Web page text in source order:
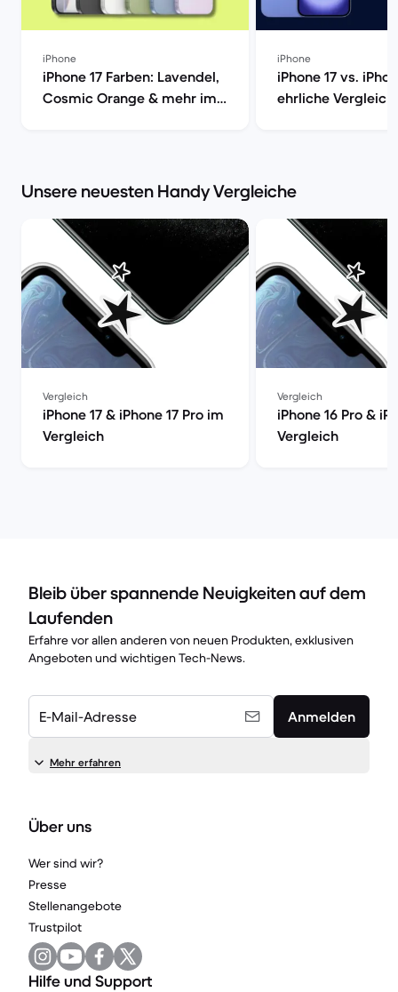
iPhone
iPhone 17 Farben: Lavendel,
Cosmic Orange & mehr im
iPhone
iPhone 17 vs.
ehrliche Vergleich
Unsere neuesten Handy Vergleiche
Vergleich
iPhone 17 & iPhone 17 Pro im
Vergleich
Vergleich
iPhone 16 Pro &
Vergleich
Bleib über spannende Neuigkeiten auf dem
Laufenden
Erfahre vor allen anderen von neuen Produkten, exklusiven
Angeboten und wichtigen Tech-News.
E-Mail-Adresse Anmelden
Mehr erfahren
Über uns
Wer sind wir?
Presse
Stellenangebote
Trustpilot
Hilfe und Support